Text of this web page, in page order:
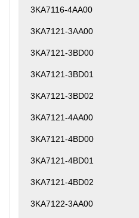
3KA7116-4AA00
3KA7121-3AA00
3KA7121-3BD00
3KA7121-3BD01
3KA7121-3BD02
3KA7121-4AA00
3KA7121-4BD00
3KA7121-4BD01
3KA7121-4BD02
3KA7122-3AA00